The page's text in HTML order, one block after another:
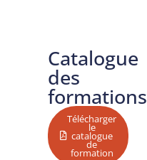
Catalogue
des
formations
Télécharger
le
catalogue
de
formation